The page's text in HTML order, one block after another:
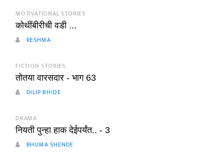
MOTIVATIONAL STORIES
कोथींबीरीची वडी ...
RESHMA
FICTION STORIES
तोतया वारसदार - भाग 63
DILIP BHIDE
DRAMA
नियती पुन्हा हाक देईपर्यंत.. - 3
BHUMA SHENDE